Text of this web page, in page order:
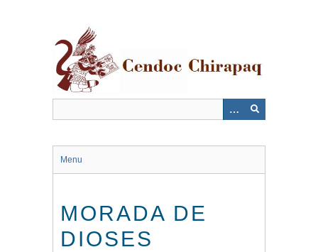
Menu
MORADA DE
DIOSES